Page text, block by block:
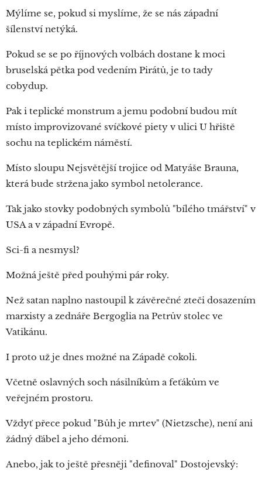
Mýlíme se, pokud si myslíme, že se nás západní
šílenství netýká.
Pokud se se po říjnových volbách dostane k moci
bruselská pětka pod vedením Pirátů, je to tady
cobydup.
Pak i teplické monstrum a jemu podobní budou mít
místo improvizované svíčkové piety v ulici U hřiště
sochu na teplickém náměstí.
Místo sloupu Nejsvětější trojice od Matyáše Brauna,
která bude stržena jako symbol netolerance.
Tak jako stovky podobných symbolů "bílého tmářství" v
USA a v západní Evropě.
Sci-fi a nesmysl?
Možná ještě před pouhými pár roky.
Než satan naplno nastoupil k závěrečné zteči dosazením
marxisty a zednáře Bergoglia na Petrův stolec ve
Vatikánu.
I proto už je dnes možné na Západě cokoli.
Včetně oslavných soch násilníkům a feťákům ve
veřejném prostoru.
Vždyť přece pokud "Bůh je mrtev" (Nietzsche), není ani
žádný ďábel a jeho démoni.
Anebo, jak to ještě přesněji "definoval" Dostojevský: